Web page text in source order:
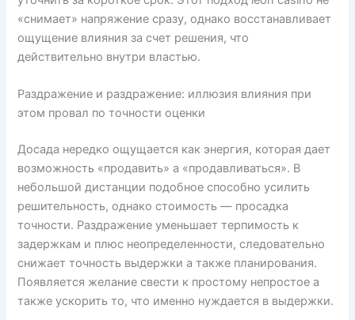
«снимает» напряжение сразу, однако восстанавливает
ощущение влияния за счет решения, что
действительно внутри властью.
Раздражение и раздражение: иллюзия влияния при
этом провал по точности оценки
Досада нередко ощущается как энергия, которая дает
возможность «продавить» а «продавливаться». В
небольшой дистанции подобное способно усилить
решительность, однако стоимость — просадка
точности. Раздражение уменьшает терпимость к
задержкам и плюс неопределенности, следовательно
снижает точность выдержки а также планирования.
Появляется желание свести к простому непростое а
также ускорить то, что именно нуждается в выдержки.